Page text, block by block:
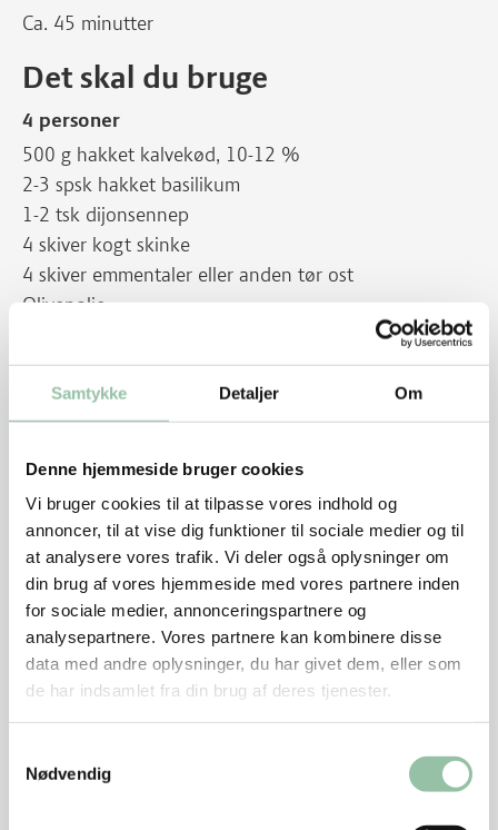
Samtykke Detaljer Om
Denne hjemmeside bruger cookies
Vi bruger cookies til at tilpasse vores indhold og
annoncer, til at vise dig funktioner til sociale medier og til
at analysere vores trafik. Vi deler også oplysninger om
din brug af vores hjemmeside med vores partnere inden
for sociale medier, annonceringspartnere og
analysepartnere. Vores partnere kan kombinere disse
data med andre oplysninger, du har givet dem, eller som
de har indsamlet fra din brug af deres tjenester.
Nødvendig
Ca. 45 minutter
Det skal du bruge
4 personer
500 g hakket kalvekød, 10-12 %
2-3 spsk hakket basilikum
1-2 tsk dijonsennep
4 skiver kogt skinke
4 skiver emmentaler eller anden tør ost
Olivenolie
Tomatsalsa
2 tomater
½fed hvidløg
1-2 spsk persille
Salt og peber
Tilbehør
Evt. rugbrød
Ælt kødet med basilikum, sennep, salt og peber.